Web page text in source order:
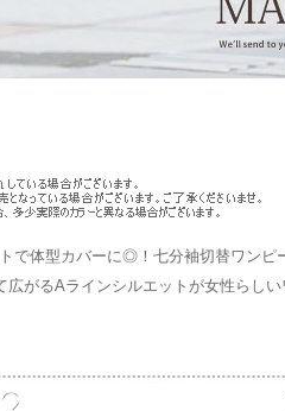
で体型カバーに◎！七分袖切替ワンピ
がるAラインシルエットが女性らしい